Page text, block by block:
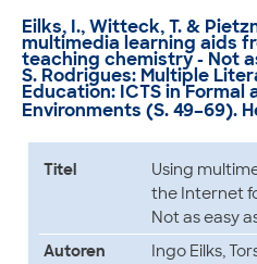
Eilks, I., Witteck, T. &
multimedia learning aids
teaching chemistry - Not
S. Rodrigues: Multiple
Education: ICTS in Formal
Environments (S. 49–69).
Titel
Using
the Internet
Not as easy
Autoren
Ingo Eilks,